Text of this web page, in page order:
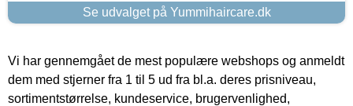
Se udvalget på Yummihaircare.dk
Vi har gennemgået de mest populære webshops og anmeldt
dem med stjerner fra 1 til 5 ud fra bl.a. deres prisniveau,
sortimentstørrelse, kundeservice, brugervenlighed,